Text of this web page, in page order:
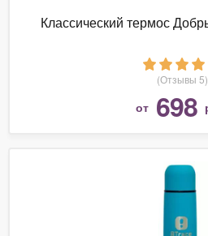
Классический термос
(Отзывы 5)
от 698